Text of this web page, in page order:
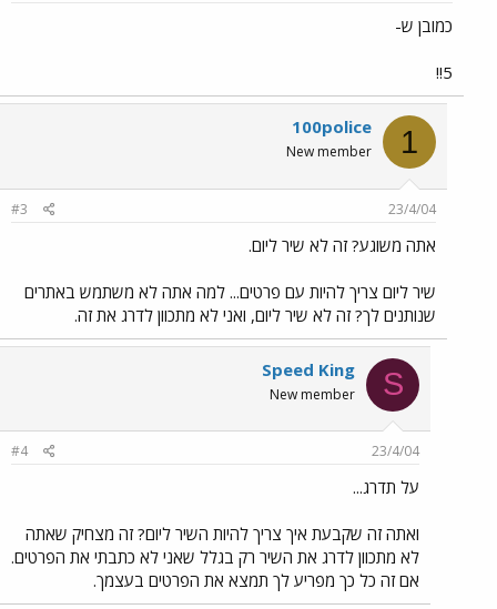
כמובן ש-
5!!
1
100police
New member
23/4/04
#3
אתה משוגע? זה לא שיר ליום.
שיר ליום צריך להיות עם פרטים... למה אתה לא משתמש באתרים
שנותנים לך? זה לא שיר ליום, ואני לא מתכוון לדרג את זה.
S
Speed King
New member
23/4/04
#4
על תדרג...
ואתה זה שקבעת איך צריך להיות השיר ליום? זה מצחיק שאתה
לא מתכוון לדרג את השיר רק בגלל שאני לא כתבתי את הפרטים.
אם זה כל כך מפריע לך תמצא את הפרטים בעצמך.